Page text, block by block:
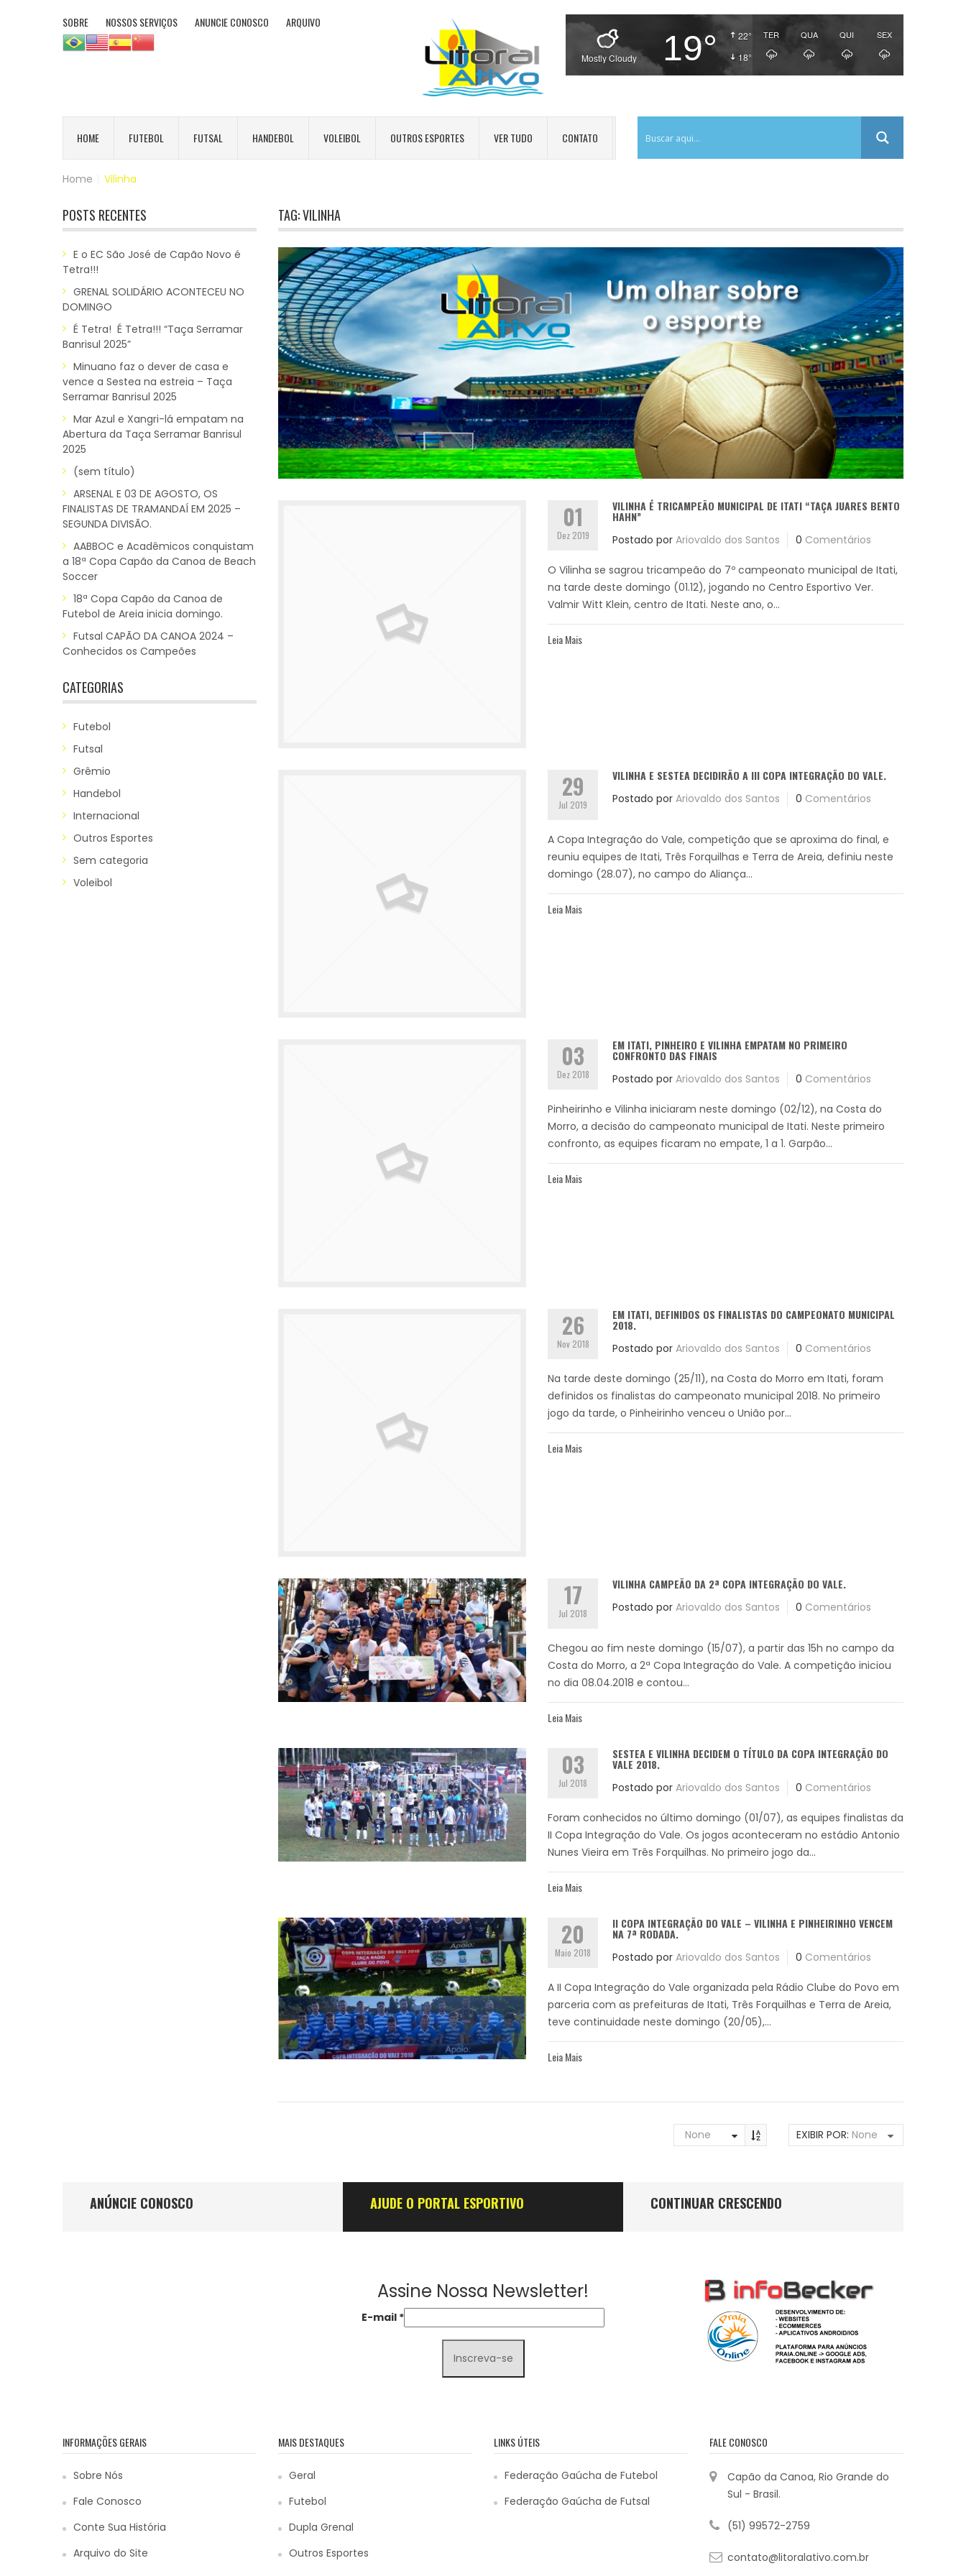
SOBRE NOSSOS SERVIÇOS ANUNCIE CONOSCO ARQUIVO
22°
18°
Mostly Cloudy 19° TER QUA QUI SEX
HOME FUTEBOL FUTSAL HANDEBOL VOLEIBOL OUTROS ESPORTES VER TUDO CONTATO
Home Vilinha
POSTS RECENTES
E o EC São José de Capão Novo é
Tetra!!!
GRENAL SOLIDÁRIO ACONTECEU NO
DOMINGO
É Tetra! É Tetra!!! “Taça Serramar
Banrisul 2025”
Minuano faz o dever de casa e
vence a Sestea na estreia – Taça
Serramar Banrisul 2025
Mar Azul e Xangri-lá empatam na
Abertura da Taça Serramar Banrisul
2025
(sem título)
ARSENAL E 03 DE AGOSTO, OS
FINALISTAS DE TRAMANDAÍ EM 2025 –
SEGUNDA DIVISÃO.
AABBOC e Acadêmicos conquistam
a 18ª Copa Capão da Canoa de Beach
Soccer
18ª Copa Capão da Canoa de
Futebol de Areia inicia domingo.
Futsal CAPÃO DA CANOA 2024 –
Conhecidos os Campeões
CATEGORIAS
Futebol
Futsal
Grêmio
Handebol
Internacional
Outros Esportes
Sem categoria
Voleibol
TAG:VILINHA
01
Dez 2019
VILINHA É TRICAMPEÃO MUNICIPAL DE ITATI “TAÇA JUARES BENTO
HAHN”
Postado por Ariovaldo dos Santos 0 Comentários
O Vilinha se sagrou tricampeão do 7º campeonato municipal de Itati,
na tarde deste domingo (01.12), jogando no Centro Esportivo Ver.
Valmir Witt Klein, centro de Itati. Neste ano, o...
Leia Mais
29
Jul 2019
VILINHA E SESTEA DECIDIRÃO A III COPA INTEGRAÇÃO DO VALE.
Postado por Ariovaldo dos Santos 0 Comentários
A Copa Integração do Vale, competição que se aproxima do final, e
reuniu equipes de Itati, Três Forquilhas e Terra de Areia, definiu neste
domingo (28.07), no campo do Aliança...
Leia Mais
03
Dez 2018
EM ITATI, PINHEIRO E VILINHA EMPATAM NO PRIMEIRO
CONFRONTO DAS FINAIS
Postado por Ariovaldo dos Santos 0 Comentários
Pinheirinho e Vilinha iniciaram neste domingo (02/12), na Costa do
Morro, a decisão do campeonato municipal de Itati. Neste primeiro
confronto, as equipes ficaram no empate, 1 a 1. Garpão...
Leia Mais
26
Nov 2018
EM ITATI, DEFINIDOS OS FINALISTAS DO CAMPEONATO MUNICIPAL
2018.
Postado por Ariovaldo dos Santos 0 Comentários
Na tarde deste domingo (25/11), na Costa do Morro em Itati, foram
definidos os finalistas do campeonato municipal 2018. No primeiro
jogo da tarde, o Pinheirinho venceu o União por...
Leia Mais
17
Jul 2018
VILINHA CAMPEÃO DA 2ª COPA INTEGRAÇÃO DO VALE.
Postado por Ariovaldo dos Santos 0 Comentários
Chegou ao fim neste domingo (15/07), a partir das 15h no campo da
Costa do Morro, a 2ª Copa Integração do Vale. A competição iniciou
no dia 08.04.2018 e contou...
Leia Mais
03
Jul 2018
SESTEA E VILINHA DECIDEM O TÍTULO DA COPA INTEGRAÇÃO DO
VALE 2018.
Postado por Ariovaldo dos Santos 0 Comentários
Foram conhecidos no último domingo (01/07), as equipes finalistas da
II Copa Integração do Vale. Os jogos aconteceram no estádio Antonio
Nunes Vieira em Três Forquilhas. No primeiro jogo da...
Leia Mais
20
Maio 2018
II COPA INTEGRAÇÃO DO VALE – VILINHA E PINHEIRINHO VENCEM
NA 7ª RODADA.
Postado por Ariovaldo dos Santos 0 Comentários
A II Copa Integração do Vale organizada pela Rádio Clube do Povo em
parceria com as prefeituras de Itati, Três Forquilhas e Terra de Areia,
teve continuidade neste domingo (20/05),...
Leia Mais
None EXIBIR POR: None
ANÚNCIE CONOSCO AJUDE O PORTAL ESPORTIVO CONTINUAR CRESCENDO
Assine Nossa Newsletter!
E-mail *
INFORMAÇÕES GERAIS
Sobre Nós
Fale Conosco
Conte Sua História
Arquivo do Site
MAIS DESTAQUES
Geral
Futebol
Dupla Grenal
Outros Esportes
LINKS ÚTEIS
Federação Gaúcha de Futebol
Federação Gaúcha de Futsal
FALE CONOSCO
Capão da Canoa, Rio Grande do
Sul - Brasil.
(51) 99572-2759
contato@litoralativo.com.br